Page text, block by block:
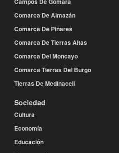
Comarca De Almazán
Comarca De Pinares
Comarca De Tierras Altas
Comarca Del Moncayo
Comarca Tierras Del Burgo
Tierras De Medinaceli
Sociedad
Cultura
Economía
Educación